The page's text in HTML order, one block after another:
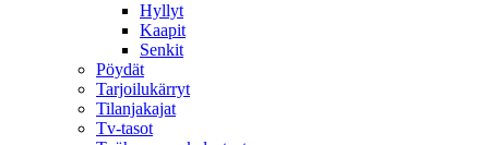
Hyllyt
Kaapit
Senkit
Pöydät
Tarjoilukärryt
Tilanjakajat
Tv-tasot